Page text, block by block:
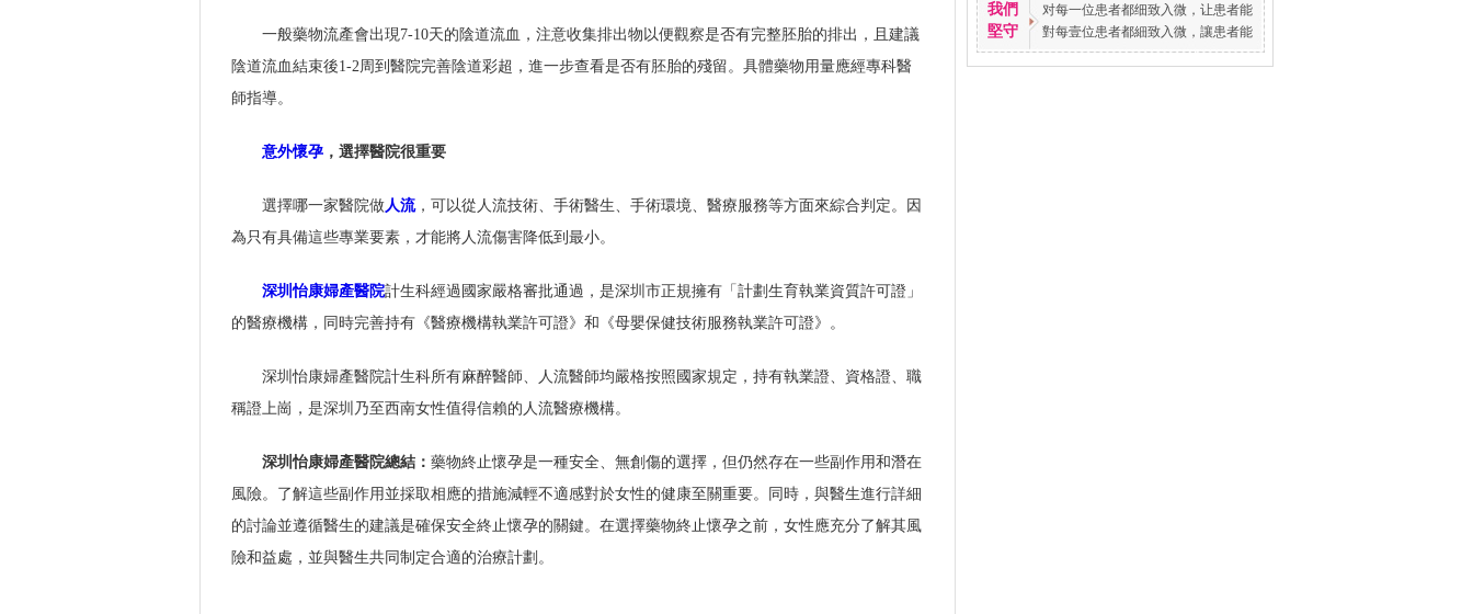
一般藥物流產會出現7-10天的陰道流血，注意收集排出物以便觀察是否有完整胚胎的排出，且建議
陰道流血結束後1-2周到醫院完善陰道彩超，進一步查看是否有胚胎的殘留。具體藥物用量應經專科醫
師指導。
意外懷孕，選擇醫院很重要
選擇哪一家醫院做人流，可以從人流技術、手術醫生、手術環境、醫療服務等方面來綜合判定。因
為只有具備這些專業要素，才能將人流傷害降低到最小。
深圳怡康婦產醫院計生科經過國家嚴格審批通過，是深圳市正規擁有「計劃生育執業資質許可證」
的醫療機構，同時完善持有《醫療機構執業許可證》和《母嬰保健技術服務執業許可證》。
深圳怡康婦產醫院計生科所有麻醉醫師、人流醫師均嚴格按照國家規定，持有執業證、資格證、職
稱證上崗，是深圳乃至西南女性值得信賴的人流醫療機構。
深圳怡康婦產醫院總結： 藥物終止懷孕是一種安全、無創傷的選擇，但仍然存在一些副作用和潛在
風險。了解這些副作用並採取相應的措施減輕不適感對於女性的健康至關重要。同時，與醫生進行詳細
的討論並遵循醫生的建議是確保安全終止懷孕的關鍵。在選擇藥物終止懷孕之前，女性應充分了解其風
險和益處，並與醫生共同制定合適的治療計劃。
我們
堅守
对每一位患者都细致入微，让患者能
對每壹位患者都細致入微，讓患者能